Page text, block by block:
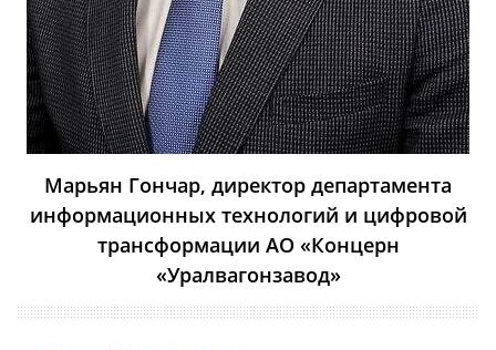
Марьян Гончар, директор департамента
информационных технологий и цифровой
трансформации АО «Концерн
«Уралвагонзавод»